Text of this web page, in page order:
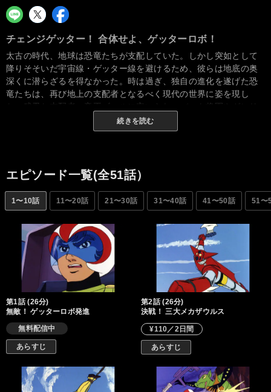
チェンジゲッター！ 合体せよ、ゲッターロボ！
太古の時代、地球は恐竜たちが支配していた。しかし突如として
降りそそいだ宇宙線・ゲッター線を避けるため、彼らは地底の奥
深くに潜らざるを得なかった。時は過ぎ、独自の進化を遂げた恐
竜たちは、再び地上の支配者となるべく現代の世界に姿を現し
た。残忍な支配者・帝王ゴールに率いられ、バット将軍やガレリ
ィ長官が人類絶滅のために機械化恐竜・メカザウルスを繰り出し
てきたのだ。しかも彼らの背後には、恐竜帝国の真の支配者であ
った。研究所の責任者である早乙女博士は、高校生のリョウ、ハ
ヤト、ムサシの三人に宇宙開発用に作り上げたゲッターロボを兵
器として与え、研究所を世界防衛の最後の砦にすることを決意す
る。三人は各自のマシンの能力と三パターンの合体を駆使し、
続きを読む
エピソード一覧(全51話）
1〜10話 11〜20話 21〜30話 31〜40話 41〜50話 51〜
第1話 (26分)
無敵！ ゲッターロボ発進
無料配信中
あらすじ
第2話 (26分)
決戦！ 三大メカザウルス
¥110／2日間
あらすじ